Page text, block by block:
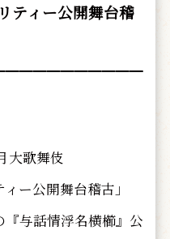
ティー公開舞台稽
大歌舞伎
ー公開舞台稽古」
『与話情浮名横櫛』公